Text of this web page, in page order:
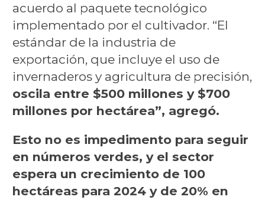
acuerdo al paquete tecnológico
implementado por el cultivador. “El
estándar de la industria de
exportación, que incluye el uso de
invernaderos y agricultura de precisión,
oscila entre $500 millones y $700
millones por hectárea”, agregó.
Esto no es impedimento para seguir
en números verdes, y el sector
espera un crecimiento de 100
hectáreas para 2024 y de 20% en